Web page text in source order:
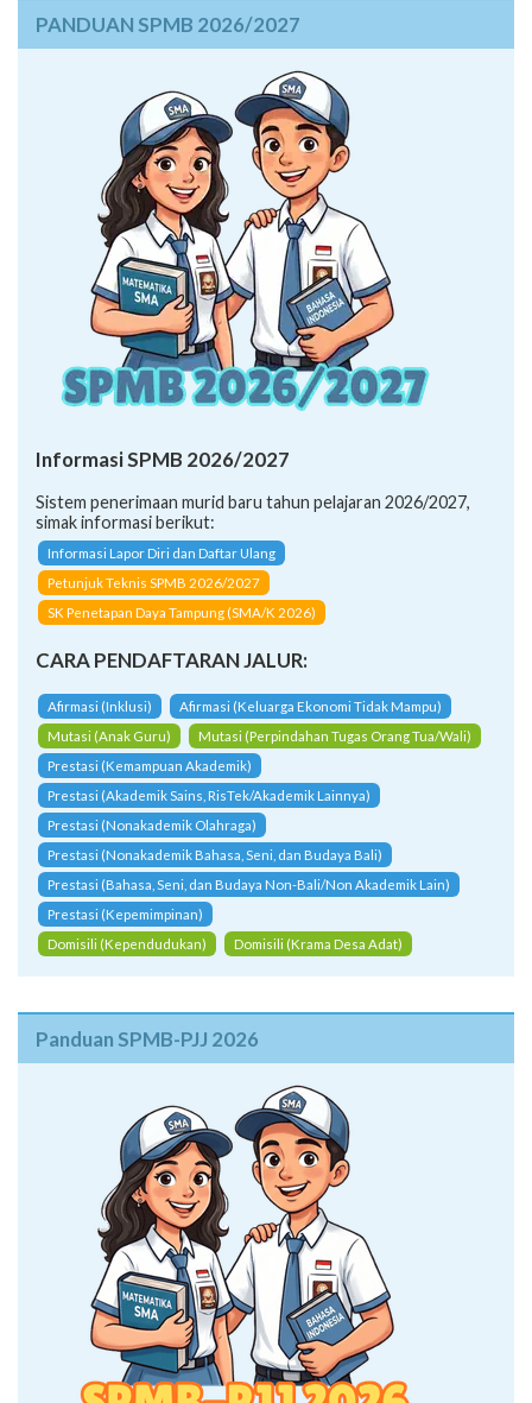
PANDUAN SPMB 2026/2027
Informasi SPMB 2026/2027
Sistem penerimaan murid baru tahun pelajaran 2026/2027,
simak informasi berikut:
Informasi Lapor Diri dan Daftar Ulang
Petunjuk Teknis SPMB 2026/2027
SK Penetapan Daya Tampung (SMA/K 2026)
CARA PENDAFTARAN JALUR:
Afirmasi (Inklusi)
Afirmasi (Keluarga Ekonomi Tidak Mampu)
Mutasi (Anak Guru)
Mutasi (Perpindahan Tugas Orang Tua/Wali)
Prestasi (Kemampuan Akademik)
Prestasi (Akademik Sains, RisTek/Akademik Lainnya)
Prestasi (Nonakademik Olahraga)
Prestasi (Nonakademik Bahasa, Seni, dan Budaya Bali)
Prestasi (Bahasa, Seni, dan Budaya Non-Bali/Non Akademik Lain)
Prestasi (Kepemimpinan)
Domisili (Kependudukan)
Domisili (Krama Desa Adat)
Panduan SPMB-PJJ 2026